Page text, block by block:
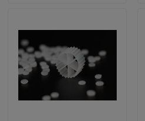
引用を要求しなさい
MBBRフィルタメディア